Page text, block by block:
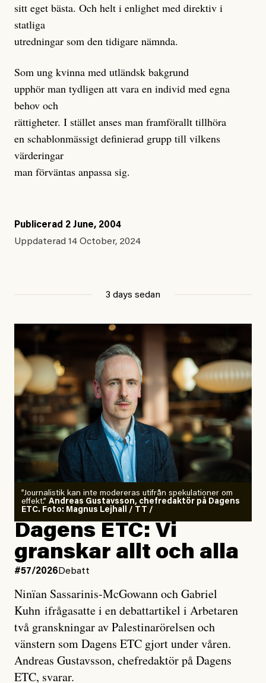
sitt eget bästa. Och helt i enlighet med direktiv i
statliga
utredningar som den tidigare nämnda.
Som ung kvinna med utländsk bakgrund
upphör man tydligen att vara en individ med egna
behov och
rättigheter. I stället anses man framförallt tillhöra
en schablonmässigt definierad grupp till vilkens
värderingar
man förväntas anpassa sig.
Publicerad 2 June, 2004
Uppdaterad 14 October, 2024
3 days sedan
”Journalistik kan inte modereras utifrån spekulationer om
effekt.” Andreas Gustavsson, chefredaktör på Dagens
ETC. Foto: Magnus Lejhall / TT /
Dagens ETC: Vi
granskar allt och alla
#57/2026 Debatt
Ninïan Sassarinis-McGowann och Gabriel
Kuhn ifrågasatte i en debattartikel i Arbetaren
två granskningar av Palestinarörelsen och
vänstern som Dagens ETC gjort under våren.
Andreas Gustavsson, chefredaktör på Dagens
ETC, svarar.